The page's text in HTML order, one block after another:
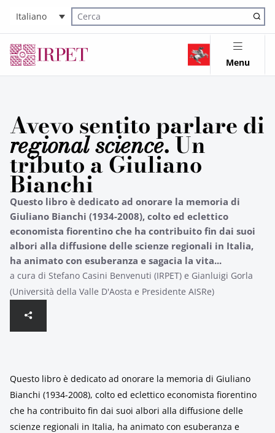
Italiano
Cerca nel sito
Menu
Avevo sentito parlare di
regional science. Un
tributo a Giuliano
Bianchi
Questo libro è dedicato ad onorare la memoria di
Giuliano Bianchi (1934-2008), colto ed eclettico
economista fiorentino che ha contribuito fin dai suoi
albori alla diffusione delle scienze regionali in Italia,
ha animato con esuberanza e sagacia la vita...
a cura di Stefano Casini Benvenuti (IRPET) e Gianluigi Gorla
(Università della Valle D'Aosta e Presidente AISRe)
Questo libro è dedicato ad onorare la memoria di Giuliano
Bianchi (1934-2008), colto ed eclettico economista fiorentino
che ha contribuito fin dai suoi albori alla diffusione delle
scienze regionali in Italia, ha animato con esuberanza e